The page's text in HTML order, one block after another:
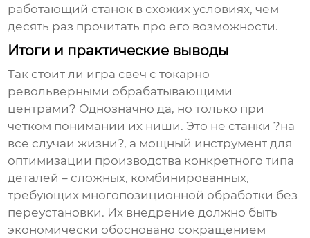
работающий станок в схожих условиях, чем
десять раз прочитать про его возможности.
Итоги и практические выводы
Так стоит ли игра свеч стокарно
револьверными обрабатывающими
центрами? Однозначно да, но только при
чётком понимании их ниши. Это не станки ?на
все случаи жизни?, а мощный инструмент для
оптимизации производства конкретного типа
деталей – сложных, комбинированных,
требующих многопозиционной обработки без
переустановки. Их внедрение должно быть
экономически обосновано сокращением